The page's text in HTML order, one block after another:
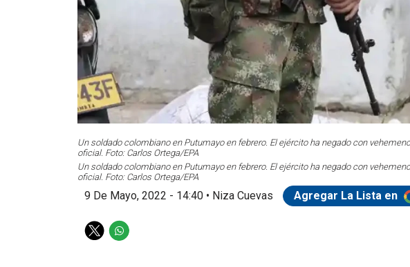
Un soldado colombiano en Putumayo en febrero. El ejército ha negado con
oficial. Foto: Carlos Ortega/EPA
Un soldado colombiano en Putumayo en febrero. El ejército ha negado con
oficial. Foto: Carlos Ortega/EPA
9 De Mayo, 2022 - 14:40 • Niza Cuevas Agregar La Lista en
T
W